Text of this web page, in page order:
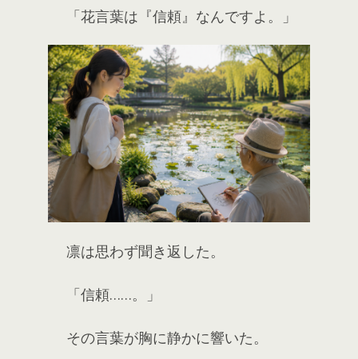
「花言葉は『信頼』なんですよ。」
凛は思わず聞き返した。
「信頼……。」
その言葉が胸に静かに響いた。